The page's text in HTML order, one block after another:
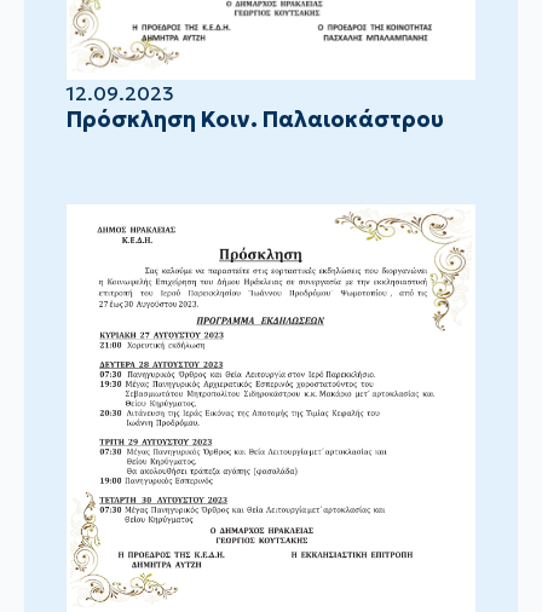
12.09.2023
Πρόσκληση Κοιν. Παλαιοκάστρου